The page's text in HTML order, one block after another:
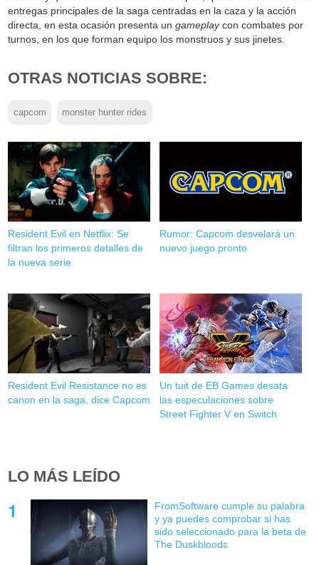
entregas principales de la saga centradas en la caza y la acción
directa, en esta ocasión presenta ungameplaycon combates por
turnos, en los que forman equipo los monstruos y sus jinetes.
OTRAS NOTICIAS SOBRE:
capcom monster hunter rides
Resident Evil en Netflix: Se
filtran los primeros detalles de
la nueva serie
Rumor: Capcom desvelará un
nuevo juego pronto
Resident Evil Resistance no es
canon en la saga, dice Capcom
Un tuit de EB Games desata
las especulaciones sobre
Street Fighter V en Switch
LO MÁS LEÍDO
FromSoftware cumple su palabra
y ya puedes comprobar si has
sido seleccionado para la beta de
The Duskbloods